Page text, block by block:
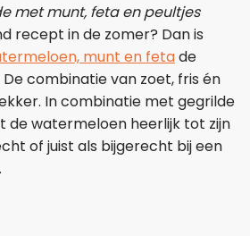
met munt, feta en peultjes
recept in de zomer? Dan is
munt en fetade
combinatie van zoet, fris én
In combinatie met gegrilde
de watermeloen heerlijk tot zijn
of juist als bijgerecht bij een